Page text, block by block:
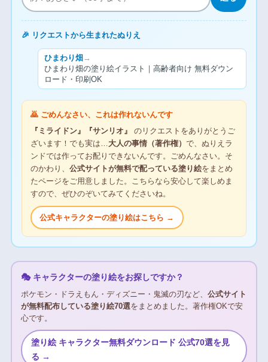
🎉 リクエストから生まれたぬりえ
ひまわり畑 →
ひまわり畑の塗り絵イラスト｜高齢者向け 無料ダウン
ロード・印刷OK
🙇 ごめんなさい、これは作れないんです
『ミライドン』『サンリオ』
のリクエストをありがとうご
ざいます！でも実は…大人の事情（著作権） で、ぬりえラ
ンドでは作ってお配りできないんです。ごめんなさい。そ
のかわり、 公式サイトが無料で配っている塗り絵をまとめ
たページをご用意しました。こちらなら安心して楽しめま
すので、ぜひのぞいてみてくださいね。
公式キャラクターの塗り絵はこちら →
🎭 キャラクターの塗り絵をお探しですか？
ポケモン・ドラえもん・ディズニー・鬼滅の刃など、 公式サイト
が無料配布している塗り絵70選をまとめました。著作権OKで安
心です。
塗り絵 キャラクター無料ダウンロード 公式70選を見
る →